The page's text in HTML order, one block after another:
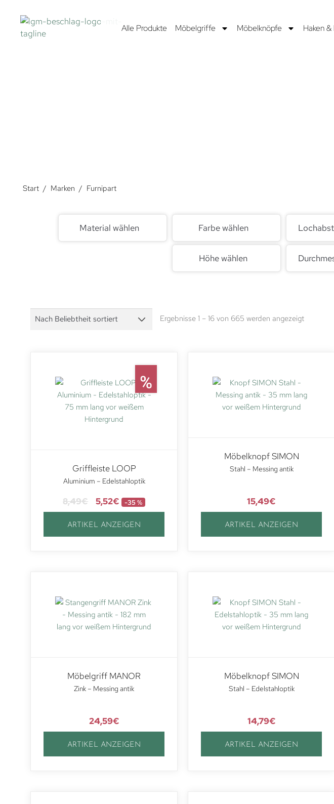
Alle Produkte Möbelgriffe Möbelknöpfe Haken
Start / Marken / Furnipart
Material wählen Farbe wählen
Höhe wählen
Ergebnisse 1 – 16 von 665 werden angezeigt
Griffleiste LOOP
Aluminium – Edelstahloptik
8,49€ 5,52€ -35 %
ARTIKEL ANZEIGEN
Möbelknopf SIMON
Stahl – Messing antik
15,49€
ARTIKEL ANZEIGEN
Möbelgriff MANOR
Zink – Messing antik
24,59€
ARTIKEL ANZEIGEN
Möbelknopf SIMON
Stahl – Edelstahloptik
14,79€
ARTIKEL ANZEIGEN